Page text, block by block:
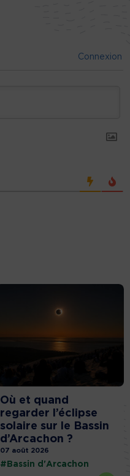
Connexion
Où et quand
regarder l’éclipse
solaire sur le Bassin
d’Arcachon ?
07 août 2026
#Bassin d'Arcachon